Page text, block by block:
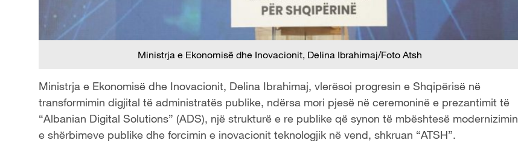
Ministrja e Ekonomisë dhe Inovacionit, Delina Ibrahimaj/Foto Atsh
Ministrja e Ekonomisë dhe Inovacionit, Delina Ibrahimaj, vlerësoi progresin e Shqipërisë në
transformimin digjital të administratës publike, ndërsa mori pjesë në ceremoninë e prezantimit të
“Albanian Digital Solutions” (ADS), një strukturë e re publike që synon të mbështesë modernizimin
e shërbimeve publike dhe forcimin e inovacionit teknologjik në vend, shkruan “ATSH”.